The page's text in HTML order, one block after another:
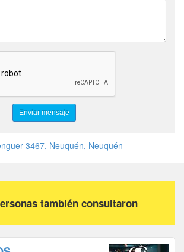
también consultaron